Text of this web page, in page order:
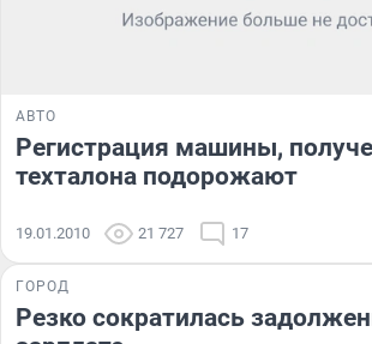
АВТО
Регистрация машины,
техталона подорожают
19.01.2010 21 727 17
ГОРОД
Резко сократилась